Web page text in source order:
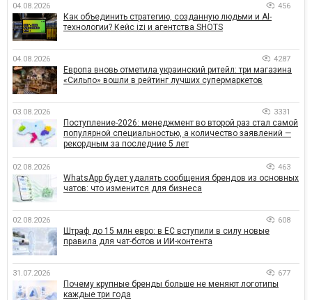
04.08.2026 456
Как объединить стратегию, созданную людьми и AI-
технологии? Кейс izi и агентства SHOTS
04.08.2026 4287
Европа вновь отметила украинский ритейл: три магазина
«Сильпо» вошли в рейтинг лучших супермаркетов
03.08.2026 3331
Поступление-2026: менеджмент во второй раз стал самой
популярной специальностью, а количество заявлений —
рекордным за последние 5 лет
02.08.2026 463
WhatsApp будет удалять сообщения брендов из основных
чатов: что изменится для бизнеса
02.08.2026 608
Штраф до 15 млн евро: в ЕС вступили в силу новые
правила для чат-ботов и ИИ-контента
31.07.2026 677
Почему крупные бренды больше не меняют логотипы
каждые три года